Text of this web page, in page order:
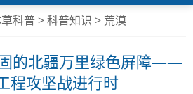
科普>科普知识 > 荒漠
的北疆万里绿色屏障——
程攻坚战进行时